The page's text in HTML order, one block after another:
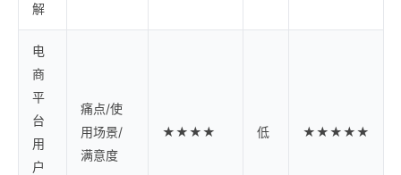
解
电
商
平
台
用
户
痛点/使
用场景/
满意度
★★★★ 低 ★★★★★